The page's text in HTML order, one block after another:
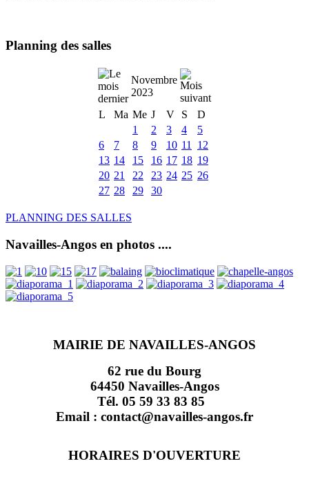
Planning des salles
Novembre
2023
L
Ma Me J V S
D
1
2 3 4
5
6
7 8 9 10 11
12
13 14 15 16 17 18 19
20 21 22 23 24 25 26
27 28 29 30
PLANNING DES SALLES
Navailles-Angos en photos ....
MAIRIE DE NAVAILLES-ANGOS
62 rue du Bourg
64450 Navailles-Angos
Tél. 05 59 33 83 85
Email : contact@navailles-angos.fr
HORAIRES D'OUVERTURE